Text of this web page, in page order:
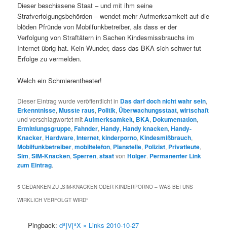
Dieser beschissene Staat – und mit ihm seine
Strafverfolgungsbehörden – wendet mehr Aufmerksamkeit auf die
blöden Pfründe von Mobilfunkbetreiber, als dass er der
Verfolgung von Straftätern in Sachen Kindesmissbrauchs im
Internet übrig hat. Kein Wunder, dass das BKA sich schwer tut
Erfolge zu vermelden.
Welch ein Schmierentheater!
Dieser Eintrag wurde veröffentlicht in Das darf doch nicht wahr sein,
Erkenntnisse,Musste raus, Politik, Überwachungsstaat,wirtschaft
und verschlagwortet mitAufmerksamkeit, BKA, Dokumentation,
Ermittlungsgruppe,Fahnder,Handy,Handy knacken,Handy-
Knacker,Hardware,Internet,kinderporno,Kindesmißbrauch,
Mobilfunkbetreiber,mobiltelefon, Planstelle, Polizist, Privatleute,
Sim,SIM-Knacken,Sperren,staatvonHolger. Permanenter Link
zum Eintrag.
5 GEDANKEN ZU „SIM-KNACKEN ODER KINDERPORNO – WAS BEI UNS
WIRKLICH VERFOLGT WIRD“
Pingback:dª]V[ªX » Links 2010-10-27